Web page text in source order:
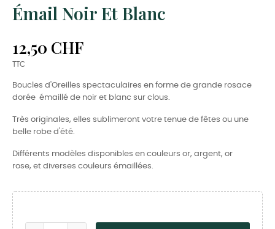
Émail Noir Et Blanc
12,50 CHF
TTC
Boucles d'Oreilles spectaculaires en forme de grande rosace
dorée émaillé de noir et blanc sur clous.
Très originales, elles sublimeront votre tenue de fêtes ou une
belle robe d'été.
Différents modèles disponibles en couleurs or, argent, or
rose, et diverses couleurs émaillées.